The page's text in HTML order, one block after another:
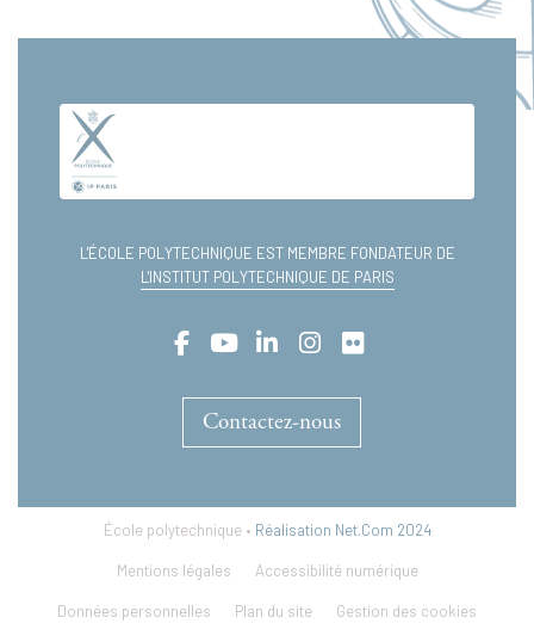
L'ÉCOLE POLYTECHNIQUE EST MEMBRE FONDATEUR DE
L'INSTITUT POLYTECHNIQUE DE PARIS
Contactez-nous
École polytechnique • Réalisation Net.Com 2024
Mentions légales Accessibilité numérique
Données personnelles Plan du site Gestion des cookies